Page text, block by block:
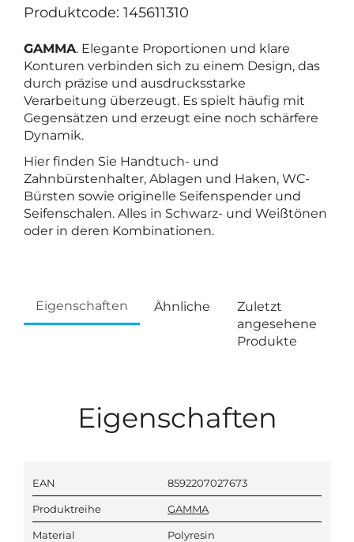
Produktcode: 145611310
GAMMA. Elegante Proportionen und klare
Konturen verbinden sich zu einem Design, das
durch präzise und ausdrucksstarke
Verarbeitung überzeugt. Es spielt häufig mit
Gegensätzen und erzeugt eine noch schärfere
Dynamik.
Hier finden Sie Handtuch- und
Zahnbürstenhalter, Ablagen und Haken, WC-
Bürsten sowie originelle Seifenspender und
Seifenschalen. Alles in Schwarz- und Weißtönen
oder in deren Kombinationen.
Eigenschaften Ähnliche
Zuletzt
angesehene
Produkte
Eigenschaften
EAN 8592207027673
Produktreihe GAMMA
Material Polyresin